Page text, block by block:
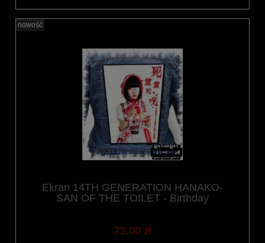
Ekran 14TH GENERATION HANAKO-
SAN OF THE TOILET - Birthday
72,00 zł
nowość